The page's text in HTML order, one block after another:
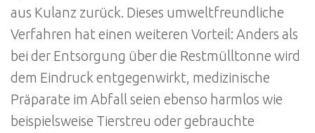
aus Kulanz zurück. Dieses umweltfreundliche
Verfahren hat einen weiteren Vorteil: Anders als
bei der Entsorgung über die Restmülltonne wird
dem Eindruck entgegenwirkt, medizinische
Präparate im Abfall seien ebenso harmlos wie
beispielsweise Tierstreu oder gebrauchte